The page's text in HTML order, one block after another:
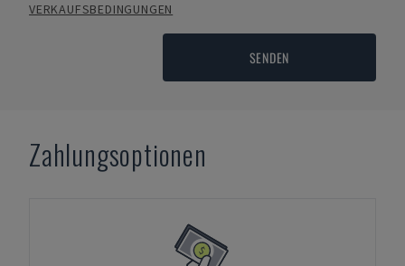
VERKAUFSBEDINGUNGEN
SENDEN
Zahlungsoptionen